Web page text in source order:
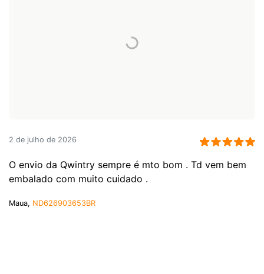
2 de julho de 2026
O envio da Qwintry sempre é mto bom . Td vem bem
embalado com muito cuidado .
Maua, ND626903653BR